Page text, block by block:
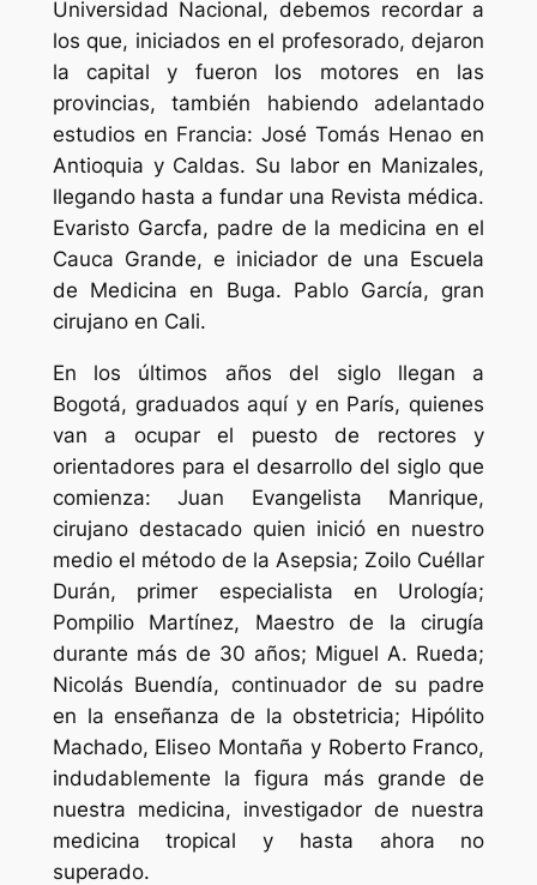
Universidad Nacional, debemos recordar a
los que, iniciados en el profesorado, dejaron
la capital y fueron los motores en las
provincias, también habiendo adelantado
estudios en Francia: José Tomás Henao en
Antioquia y Caldas. Su labor en Manizales,
llegando hasta a fundar una Revista médica.
Evaristo Garcfa, padre de la medicina en el
Cauca Grande, e iniciador de una Escuela
de Medicina en Buga. Pablo García, gran
cirujano en Cali.
En los últimos años del siglo llegan a
Bogotá, graduados aquí y en París, quienes
van a ocupar el puesto de rectores y
orientadores para el desarrollo del siglo que
comienza: Juan Evangelista Manrique,
cirujano destacado quien inició en nuestro
medio el método de la Asepsia; Zoilo Cuéllar
Durán, primer especialista en Urología;
Pompilio Martínez, Maestro de la cirugía
durante más de 30 años; Miguel A. Rueda;
Nicolás Buendía, continuador de su padre
en la enseñanza de la obstetricia; Hipólito
Machado, Eliseo Montaña y Roberto Franco,
indudablemente la figura más grande de
nuestra medicina, investigador de nuestra
medicina tropical y hasta ahora no
superado.